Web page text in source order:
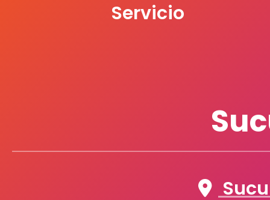
Servicio